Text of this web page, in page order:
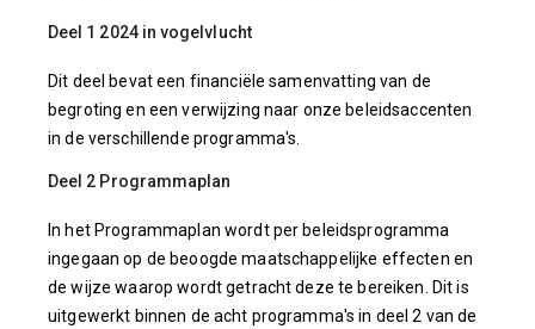
Deel 1 2024 in vogelvlucht
Dit deel bevat een financiële samenvatting van de
begroting en een verwijzing naar onze beleidsaccenten
in de verschillende programma's.
Deel 2 Programmaplan
In het Programmaplan wordt per beleidsprogramma
ingegaan op de beoogde maatschappelijke effecten en
de wijze waarop wordt getracht deze te bereiken. Dit is
uitgewerkt binnen de acht programma's in deel 2 van de